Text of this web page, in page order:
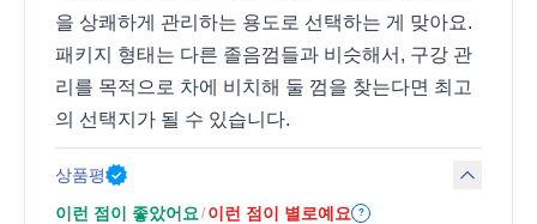
을 상쾌하게 관리하는 용도로 선택하는 게 맞아요.
패키지 형태는 다른 졸음껌들과 비슷해서, 구강 관
리를 목적으로 차에 비치해 둘 껌을 찾는다면 최고
의 선택지가 될 수 있습니다.
상품평
이런 점이 좋았어요 / 이런 점이 별로예요 ?